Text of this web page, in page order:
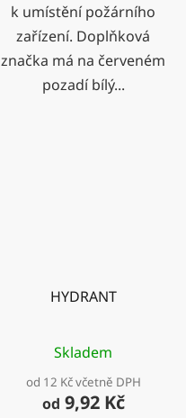
k umístění požárního
zařízení. Doplňková
značka má na červeném
pozadí bílý...
HYDRANT
Skladem
od 12 Kč včetně DPH
od 9,92 Kč